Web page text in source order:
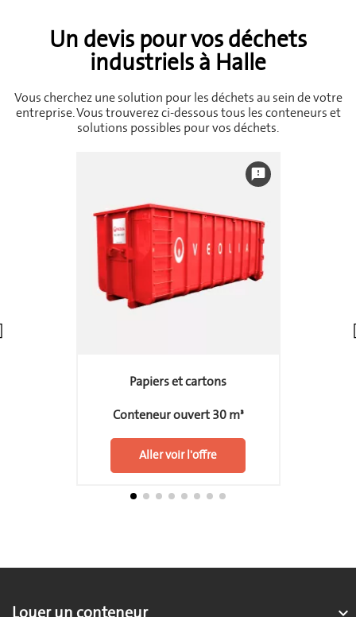
Un devis pour vos déchets
industriels à Halle
Vous cherchez une solution pour les déchets au sein de votre
entreprise. Vous trouverez ci-dessous tous les conteneurs et
solutions possibles pour vos déchets.
feedback
Papiers et cartons
Conteneur ouvert 30 m³
Aller voir l'offre